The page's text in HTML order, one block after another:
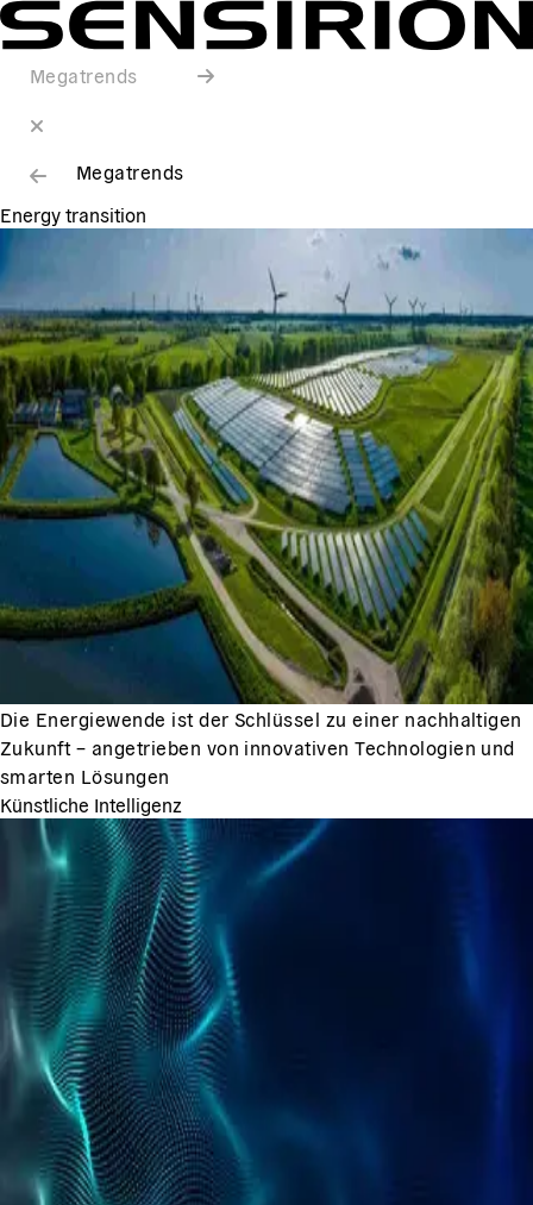
Megatrends
Megatrends
Energy transition
Die Energiewende ist der Schlüssel zu einer nachhaltigen
Zukunft – angetrieben von innovativen Technologien und
smarten Lösungen
Künstliche Intelligenz